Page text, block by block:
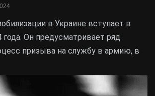
в Украине вступает в
года. Он предусматривает ряд
призыва на службу в армию, в